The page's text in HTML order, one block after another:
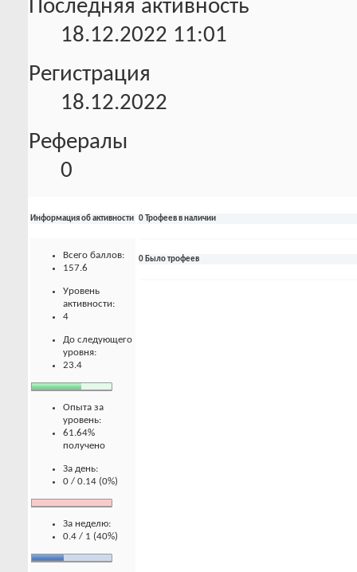
Последняя активность
18.12.2022 11:01
Регистрация
18.12.2022
Рефералы
0
Информация об активности
Всего баллов:
157.6
Уровень
активности:
4
До следующего
уровня:
23.4
Опыта за
уровень:
61.64%
получено
За день:
0 / 0.14 (0%)
За неделю:
0.4 / 1 (40%)
0 Трофеев в наличии
0 Было трофеев